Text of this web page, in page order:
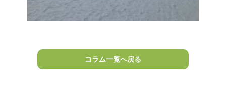
コラム一覧へ戻る